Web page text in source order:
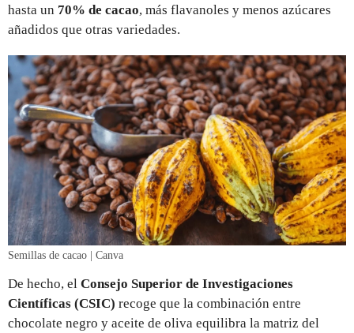
hasta un 70% de cacao, más flavanoles y menos azúcares
añadidos que otras variedades.
Semillas de cacao | Canva
De hecho, el Consejo Superior de Investigaciones
Científicas (CSIC) recoge que la combinación entre
chocolate negro y aceite de oliva equilibra la matriz del